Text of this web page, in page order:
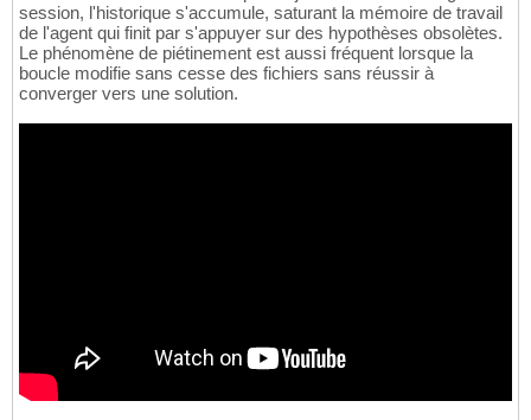
session, l'historique s'accumule, saturant la mémoire de travail
de l'agent qui finit par s'appuyer sur des hypothèses obsolètes.
Le phénomène de piétinement est aussi fréquent lorsque la
boucle modifie sans cesse des fichiers sans réussir à
converger vers une solution.